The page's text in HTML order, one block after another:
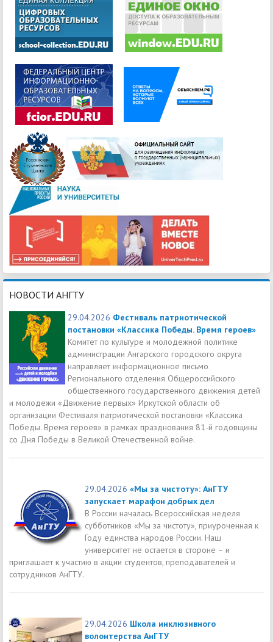
НОВОСТИ АНГТУ
29.04.2026 Фестиваль патриотической
постановки «Классика Победы. Время героев»
Комитет по культуре и молодежной политике
администрации Ангарского городского округа
направляет информационное письмо
Регионального отделения Общероссийского
общественного государственного движения детей
и молодежи «Движение первых» Иркутской области об
организации Фестиваля патриотической постановки «Классика
Победы. Время героев» в рамках празднования 81-й годовщины
со Дня Победы в Великой Отечественной войне.
29.04.2026 «Мы за чистоту»: АнГТУ
запускает марафон добрых дел
В России началась Всероссийская неделя
субботников «Мы за чистоту», приуроченная к
Году единства народов России. Наш
университет не остается в стороне – и
приглашает к участию в акции студентов, преподавателей и
сотрудников АнГТУ.
29.04.2026 Школа инклюзивного
волонтерства АнГТУ